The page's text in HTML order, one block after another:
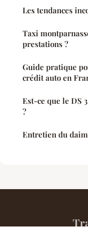
Les tendances
Taxi
prestations ?
Guide pratique
crédit auto en
Est-ce que le DS
?
Entretien du